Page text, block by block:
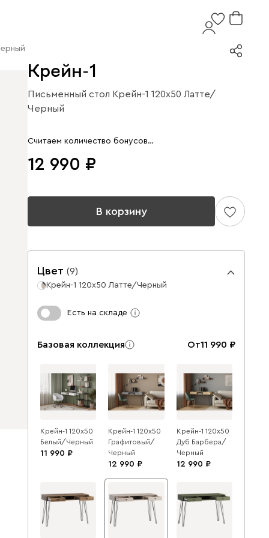
Крейн-1
Письменный стол Крейн-1 120x50 Латте/
Черный
Арт. 273503
Считаем количество бонусов…
12 990
В корзину
Цвет (9)
Крейн-1 120x50 Латте/Черный
Есть на складе
Базовая коллекция От11 990
Крейн-1 120x50
Белый/Черный
11 990
Крейн-1 120x50
Графитовый/
Черный
12 990
Крейн-1 120x50
Дуб Барбера/
Черный
12 990